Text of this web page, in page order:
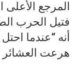
المرجع
فتيل الحرب
أنه “عندما
هرعت العشائر